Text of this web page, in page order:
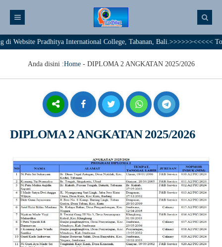
Pradhitya International College, Tabanan, Bali.>>>>>><<<<<
Anda disini :Home- DIPLOMA 2 ANGKATAN 2025/2026
DIPLOMA 2 ANGKATAN 2025/2026